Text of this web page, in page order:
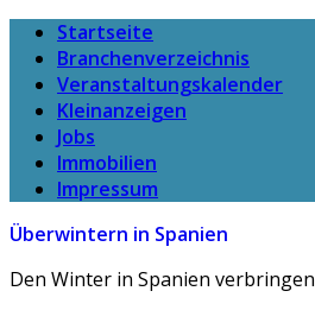
Startseite
Branchenverzeichnis
Veranstaltungskalender
Kleinanzeigen
Jobs
Immobilien
Impressum
Überwintern in Spanien
Den Winter in Spanien verbringen